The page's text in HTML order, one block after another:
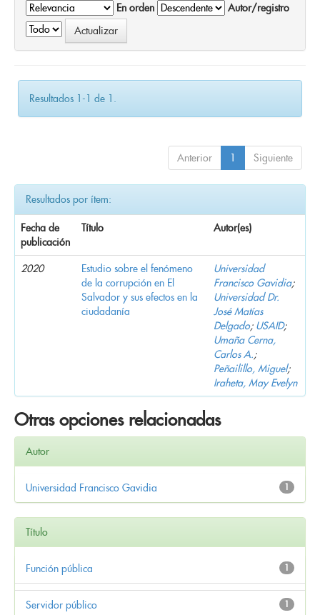
En orden
Autor/registro
Resultados 1-1 de 1.
Anterior 1 Siguiente
Resultados por ítem:
Fecha de
publicación
Título Autor(es)
2020
Estudio sobre el fenómeno
de la corrupción en El
Salvador y sus efectos en la
ciudadanía
Universidad
Francisco Gavidia;
Universidad Dr.
José Matías
Delgado; USAID;
Umaña Cerna,
Carlos A.;
Peñailillo, Miguel;
Iraheta, May Evelyn
Otras opciones relacionadas
Autor
1
Universidad Francisco Gavidia
Título
1
Función pública
1
Servidor público